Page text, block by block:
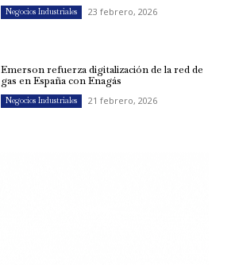
Negocios Industriales 23 febrero, 2026
Emerson refuerza digitalización de la red de
gas en España con Enagás
Negocios Industriales 21 febrero, 2026